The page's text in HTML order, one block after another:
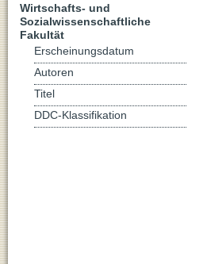
Wirtschafts- und
Sozialwissenschaftliche
Fakultät
Erscheinungsdatum
Autoren
Titel
DDC-Klassifikation